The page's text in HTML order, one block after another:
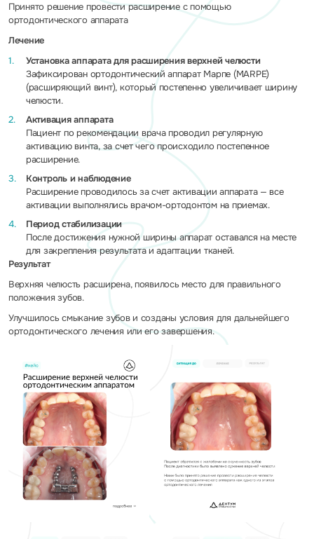
Принято решение провести расширение с помощью
ортодонтического аппарата
Лечение
Установка аппарата для расширения верхней челюсти
Зафиксирован ортодонтический аппарат Марпе (MARPE)
(расширяющий винт), который постепенно увеличивает ширину
челюсти.
Активация аппарата
Пациент по рекомендации врача проводил регулярную
активацию винта, за счет чего происходило постепенное
расширение.
Контроль и наблюдение
Расширение проводилось за счет активации аппарата — все
активации выполнялись врачом-ортодонтом на приемах.
Период стабилизации
После достижения нужной ширины аппарат оставался на месте
для закрепления результата и адаптации тканей.
Результат
Верхняя челюсть расширена, появилось место для правильного
положения зубов.
Улучшилось смыкание зубов и созданы условия для дальнейшего
ортодонтического лечения или его завершения.